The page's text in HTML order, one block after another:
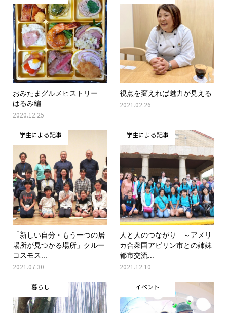
おみたまグルメヒストリー
はるみ編
2020.12.25
視点を変えれば魅力が見える
2021.02.26
学生による記事
「新しい自分・もう一つの居
場所が見つかる場所」クルー
コスモス...
2021.07.30
学生による記事
人と人のつながり ～アメリ
カ合衆国アビリン市との姉妹
都市交流...
2021.12.10
暮らし イベント